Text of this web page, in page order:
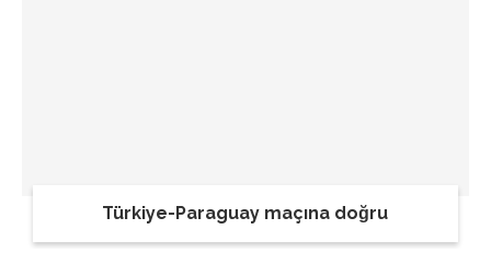
Türkiye-Paraguay maçına doğru